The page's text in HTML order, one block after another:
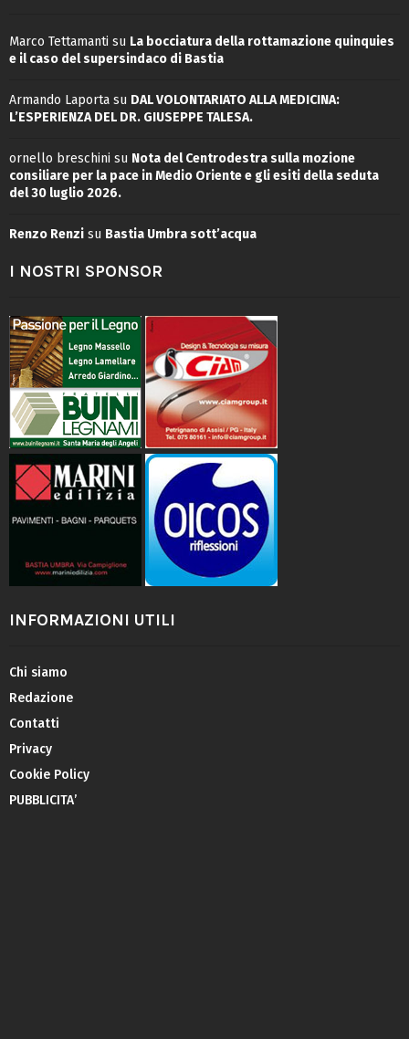
Marco Tettamanti su La bocciatura della rottamazione quinquies
e il caso del supersindaco di Bastia
Armando Laporta su DAL VOLONTARIATO ALLA MEDICINA:
L’ESPERIENZA DEL DR. GIUSEPPE TALESA.
ornello breschini su Nota del Centrodestra sulla mozione
consiliare per la pace in Medio Oriente e gli esiti della seduta
del 30 luglio 2026.
Renzo Renzi su Bastia Umbra sott’acqua
I NOSTRI SPONSOR
INFORMAZIONI UTILI
Chi siamo
Redazione
Contatti
Privacy
Cookie Policy
PUBBLICITA’